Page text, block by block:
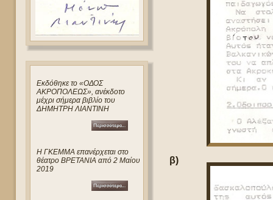
Eκδόθηκε το «ΟΔΟΣ
ΑΚΡΟΠΟΛΕΩΣ», ανέκδοτο
μέχρι σήμερα βιβλίο του
ΔΗΜΗΤΡΗ ΛΙΑΝΤΙΝΗ
Η ΓΚΕΜΜΑ επανέρχεται στο
θέατρο ΒΡΕΤΑΝΙΑ από 2 Μαίου
2019
β)